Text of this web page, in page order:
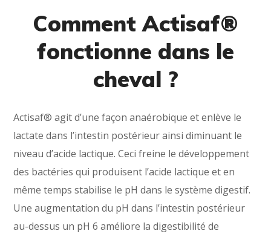
Comment Actisaf®
fonctionne dans le
cheval ?
Actisaf® agit d’une façon anaérobique et enlève le
lactate dans l’intestin postérieur ainsi diminuant le
niveau d’acide lactique. Ceci freine le développement
des bactéries qui produisent l’acide lactique et en
même temps stabilise le pH dans le système digestif.
Une augmentation du pH dans l’intestin postérieur
au-dessus un pH 6 améliore la digestibilité de